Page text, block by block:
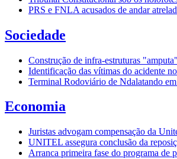
PRS e FNLA acusados de andar
Sociedade
Construção de infra-estruturas
Identificação das vítimas do acidente
Terminal Rodoviário de Ndalatando
Economia
Juristas advogam compensação da
UNITEL assegura conclusão da
Arranca primeira fase do programa de